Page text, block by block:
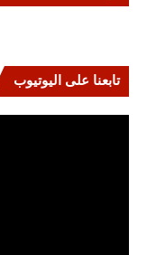
تابعنا على اليوتيوب